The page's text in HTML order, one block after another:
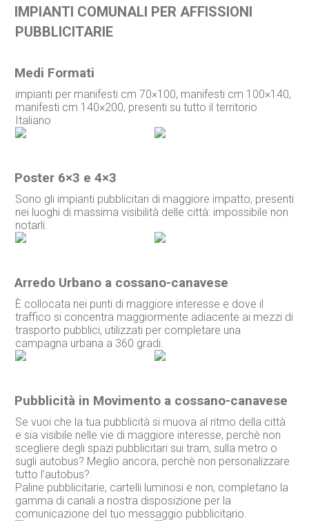
IMPIANTI COMUNALI PER AFFISSIONI
PUBBLICITARIE
Medi Formati
impianti per manifesti cm 70×100, manifesti cm 100×140,
manifesti cm 140×200, presenti su tutto il territorio
Italiano
Poster 6×3 e 4×3
Sono gli impianti pubblicitari di maggiore impatto, presenti
nei luoghi di massima visibilità delle città: impossibile non
notarli.
Arredo Urbano a cossano-canavese
È collocata nei punti di maggiore interesse e dove il
traffico si concentra maggiormente adiacente ai mezzi di
trasporto pubblici, utilizzati per completare una
campagna urbana a 360 gradi.
Pubblicità in Movimento a cossano-canavese
Se vuoi che la tua pubblicità si muova al ritmo della città
e sia visibile nelle vie di maggiore interesse, perchè non
scegliere degli spazi pubblicitari sui tram, sulla metro o
sugli autobus? Meglio ancora, perchè non personalizzare
tutto l’autobus?
Paline pubblicitarie, cartelli luminosi e non, completano la
gamma di canali a nostra disposizione per la
comunicazione del tuo messaggio pubblicitario.